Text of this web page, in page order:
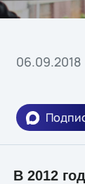
06.09.2018
В 2012